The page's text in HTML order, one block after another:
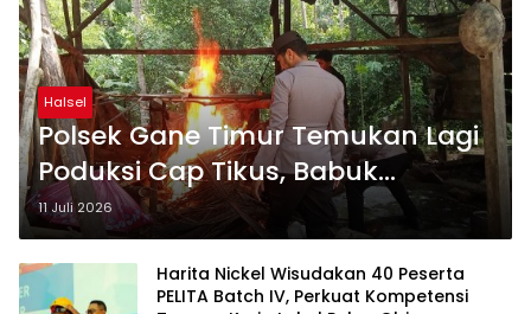
Halsel
Polsek Gane Timur Temukan Lagi
Poduksi Cap Tikus, Babuk
Langsung Dimusnahkan
11 Juli 2026
Harita Nickel Wisudakan 40 Peserta
PELITA Batch IV, Perkuat Kompetensi